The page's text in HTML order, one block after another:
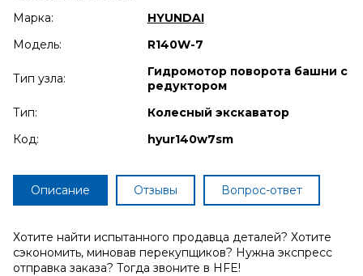
Марка:
HYUNDAI
Модель:
R140W-7
Тип узла:
Гидромотор поворота башни с
редуктором
Тип:
Колесный экскаватор
Код:
hyur140w7sm
Описание Отзывы Вопрос-ответ
Хотите найти испытанного продавца деталей? Хотите
сэкономить, миновав перекупщиков? Нужна экспресс
отправка заказа? Тогда звоните в HFE!